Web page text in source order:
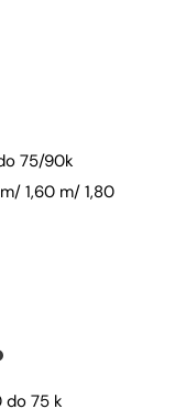
75/90k
1,60 m/ 1,80
do 75 k